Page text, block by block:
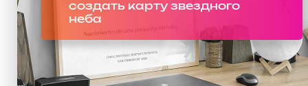
создать карту звездного
неба